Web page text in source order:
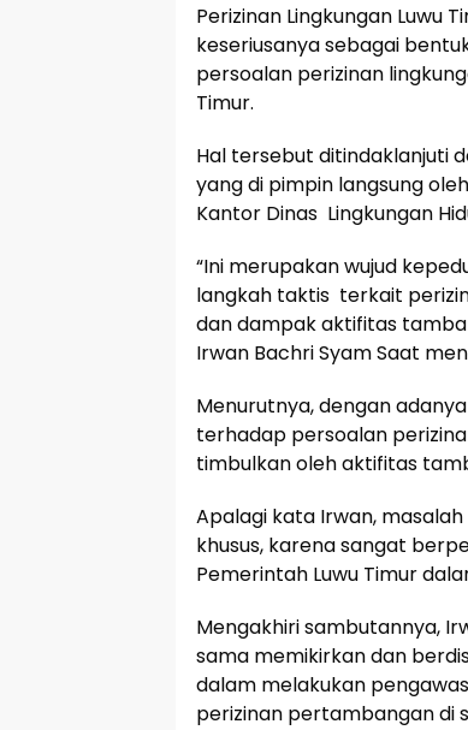
Perizinan Lingkungan Luwu
keseriusanya sebagai
persoalan perizinan
Timur.
Hal tersebut ditindaklanjuti
yang di pimpin langsung
Kantor Dinas Lingkungan
“Ini merupakan wujud
langkah taktis terkait
dan dampak aktifitas
Irwan Bachri Syam Saat
Menurutnya, dengan
terhadap persoalan
timbulkan oleh aktifitas
Apalagi kata Irwan,
khusus, karena sangat
Pemerintah Luwu Timur
Mengakhiri sambutannya,
sama memikirkan dan
dalam melakukan
perizinan pertambangan di